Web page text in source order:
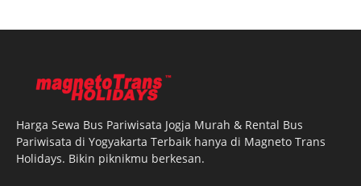
Harga Sewa Bus Pariwisata Jogja Murah & Rental Bus
Pariwisata di Yogyakarta Terbaik hanya di Magneto Trans
Holidays. Bikin piknikmu berkesan.